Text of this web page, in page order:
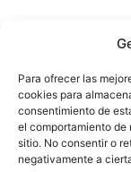
Para ofrecer las
cookies para
consentimiento de
el comportamiento
sitio. No consentir o
negativamente a
NO TE PIERDAS
Haz